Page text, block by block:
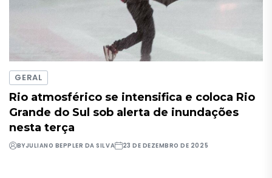
GERAL
Rio atmosférico se intensifica e coloca Rio
Grande do Sul sob alerta de inundações
nesta terça
BYJULIANO BEPPLER DA SILVA 23 DE DEZEMBRO DE 2025